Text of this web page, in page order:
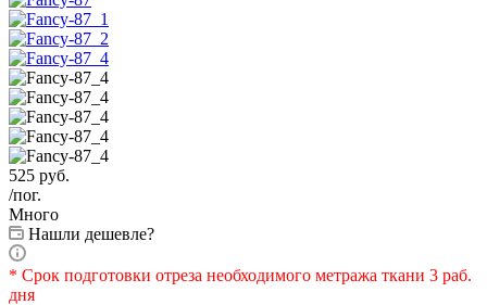
525 руб.
/пог.
Много
Нашли дешевле?
* Срок подготовки отреза необходимого метража ткани 3 раб.
дня